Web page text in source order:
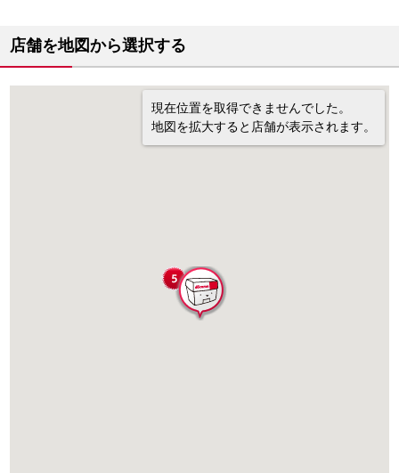
店舗を地図から選択する
現在位置を取得できませんでした。
地図を拡大すると店舗が表示されます。